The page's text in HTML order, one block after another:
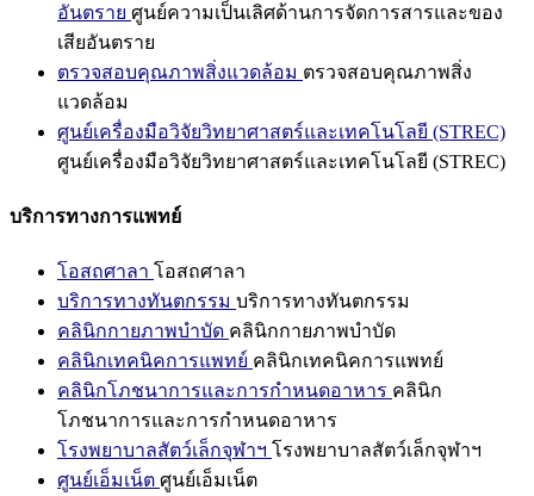
อันตราย ศูนย์ความเป็นเลิศด้านการจัดการสารและของ
เสียอันตราย
ตรวจสอบคุณภาพสิ่งแวดล้อม ตรวจสอบคุณภาพสิ่ง
แวดล้อม
ศูนย์เครื่องมือวิจัยวิทยาศาสตร์และเทคโนโลยี (STREC)
ศูนย์เครื่องมือวิจัยวิทยาศาสตร์และเทคโนโลยี (STREC)
บริการทางการแพทย์
โอสถศาลา โอสถศาลา
บริการทางทันตกรรม บริการทางทันตกรรม
คลินิกกายภาพบำบัด คลินิกกายภาพบำบัด
คลินิกเทคนิคการแพทย์ คลินิกเทคนิคการแพทย์
คลินิกโภชนาการและการกำหนดอาหาร คลินิก
โภชนาการและการกำหนดอาหาร
โรงพยาบาลสัตว์เล็กจุฬาฯ โรงพยาบาลสัตว์เล็กจุฬาฯ
ศูนย์เอ็มเน็ต ศูนย์เอ็มเน็ต